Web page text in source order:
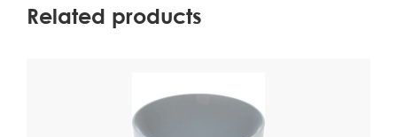
Related products